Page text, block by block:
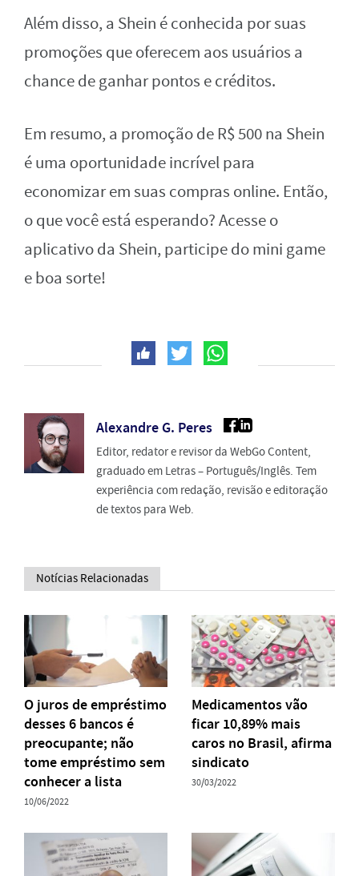
Além disso, a Shein é conhecida por suas
promoções que oferecem aos usuários a
chance de ganhar pontos e créditos.
Em resumo, a promoção de R$ 500 na Shein
é uma oportunidade incrível para
economizar em suas compras online. Então,
o que você está esperando? Acesse o
aplicativo da Shein, participe do mini game
e boa sorte!
Alexandre G. Peres
Editor, redator e revisor da WebGo Content,
graduado em Letras – Português/Inglês. Tem
experiência com redação, revisão e editoração
de textos para Web.
Notícias Relacionadas
O juros de empréstimo
desses 6 bancos é
preocupante; não
tome empréstimo sem
conhecer a lista
10/06/2022
Medicamentos vão
ficar 10,89% mais
caros no Brasil, afirma
sindicato
30/03/2022